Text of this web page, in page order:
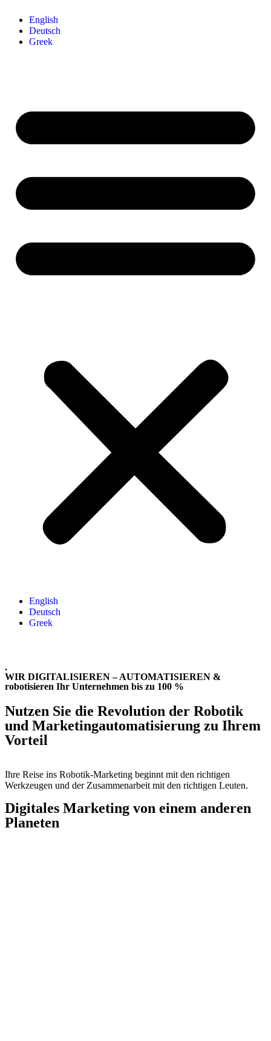
English
Deutsch
Greek
English
Deutsch
Greek
.
WIR DIGITALISIEREN – AUTOMATISIEREN &
robotisieren Ihr Unternehmen bis zu 100 %
Nutzen Sie die Revolution der Robotik
und Marketingautomatisierung zu Ihrem
Vorteil
Ihre Reise ins Robotik-Marketing beginnt mit den richtigen
Werkzeugen und der Zusammenarbeit mit den richtigen Leuten.
Digitales Marketing von einem anderen
Planeten